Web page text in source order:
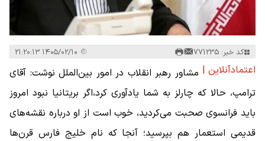
کد خبر: 771235
اعتمادآنلاین | مشاور رهبر انقلاب در امور بین‌الملل نوشت: آقای
ترامپ، حالا که چارلز به شما یادآوری کرد،اگر بریتانیا نبود امروز
باید فرانسوی صحبت می‌کردید، خوب است از او درباره نقشه‌های
قدیمی استعمار هم بپرسید؛ آنجا که نام خلیج فارس قرن‌ها